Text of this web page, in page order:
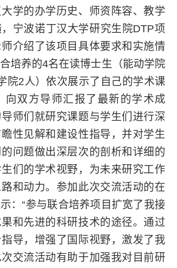
学的办学历史、师资阵容、教学
宁波诺丁汉大学研究生院DTP项
介绍了该项目具体要求和实施情
培养的4名在读博士生（能动学院
院2人）依次展示了自己的学术课
向双方导师汇报了最新的学术成
师们就研究课题与学生们进行深
性见解和建设性指导，并对学生
问题做出深层次的剖析和详细的
们的学术视野，为未来研究工作
和动力。参加此次交流活动的在
：“参与联合培养项目扩宽了我接
和先进的科研技术的途径。通过
导，增强了国际视野，激发了我
交流活动有助于加强我对目前研